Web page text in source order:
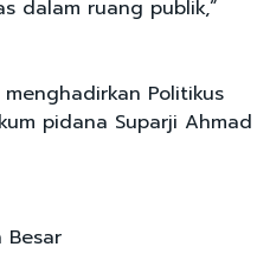
dalam ruang publik,”
Politikus
pidana Suparji Ahmad
Besar